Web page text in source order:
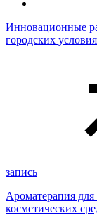
Инновационные
городских
запись
Ароматерапия
косметических